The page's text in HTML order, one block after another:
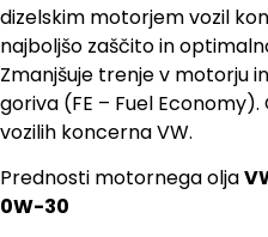
dizelskim motorjem vozil
najboljšo zaščito in
Zmanjšuje trenje v motorju
goriva (FE – Fuel
vozilih koncerna VW.
Prednosti motornega olja
0W-30